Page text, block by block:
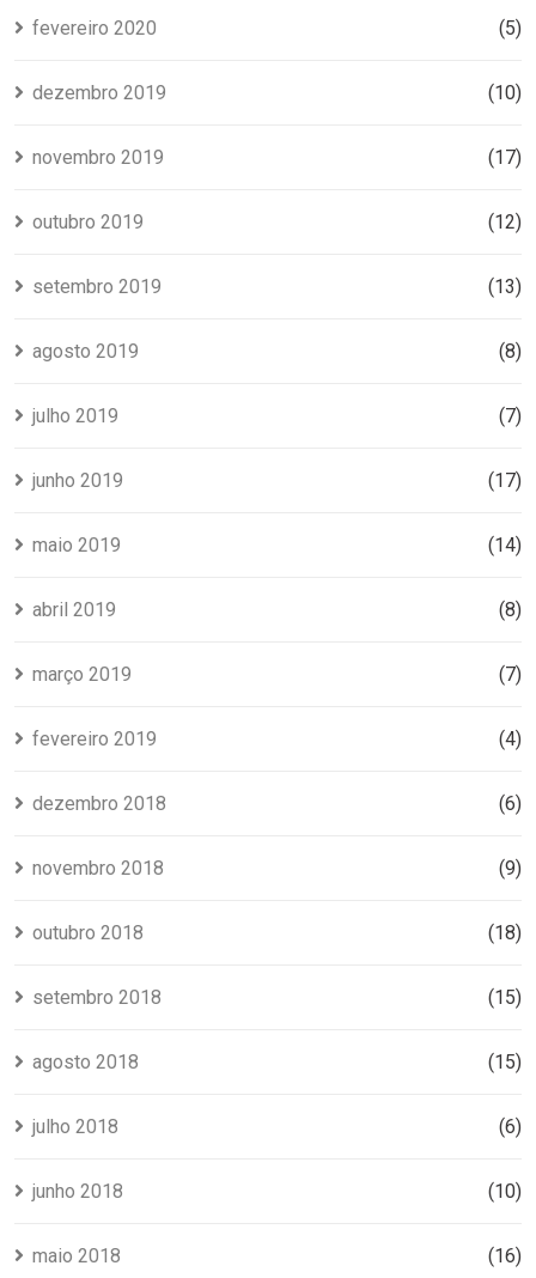
fevereiro 2020 (5)
dezembro 2019 (10)
novembro 2019 (17)
outubro 2019 (12)
setembro 2019 (13)
agosto 2019 (8)
julho 2019 (7)
junho 2019 (17)
maio 2019 (14)
abril 2019 (8)
março 2019 (7)
fevereiro 2019 (4)
dezembro 2018 (6)
novembro 2018 (9)
outubro 2018 (18)
setembro 2018 (15)
agosto 2018 (15)
julho 2018 (6)
junho 2018 (10)
maio 2018 (16)